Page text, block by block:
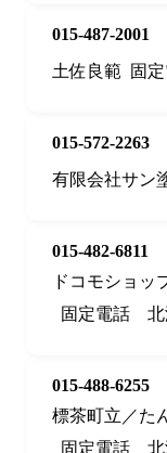
015-487-2001
土佐良範
固
015-572-2263
有限会社サン
015-482-6811
ドコモショッ
固定電話
015-488-6255
標茶町立／た
固定電話